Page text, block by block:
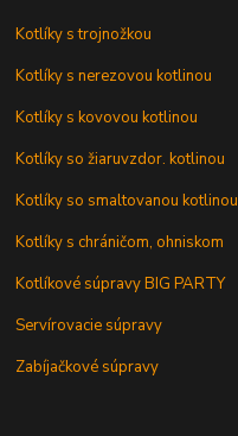
Kotlíky s trojnožkou
Kotlíky s nerezovou kotlinou
Kotlíky s kovovou kotlinou
Kotlíky so žiaruvzdor. kotlinou
Kotlíky so smaltovanou kotlinou
Kotlíky s chráničom, ohniskom
Kotlíkové súpravy BIG PARTY
Servírovacie súpravy
Zabíjačkové súpravy